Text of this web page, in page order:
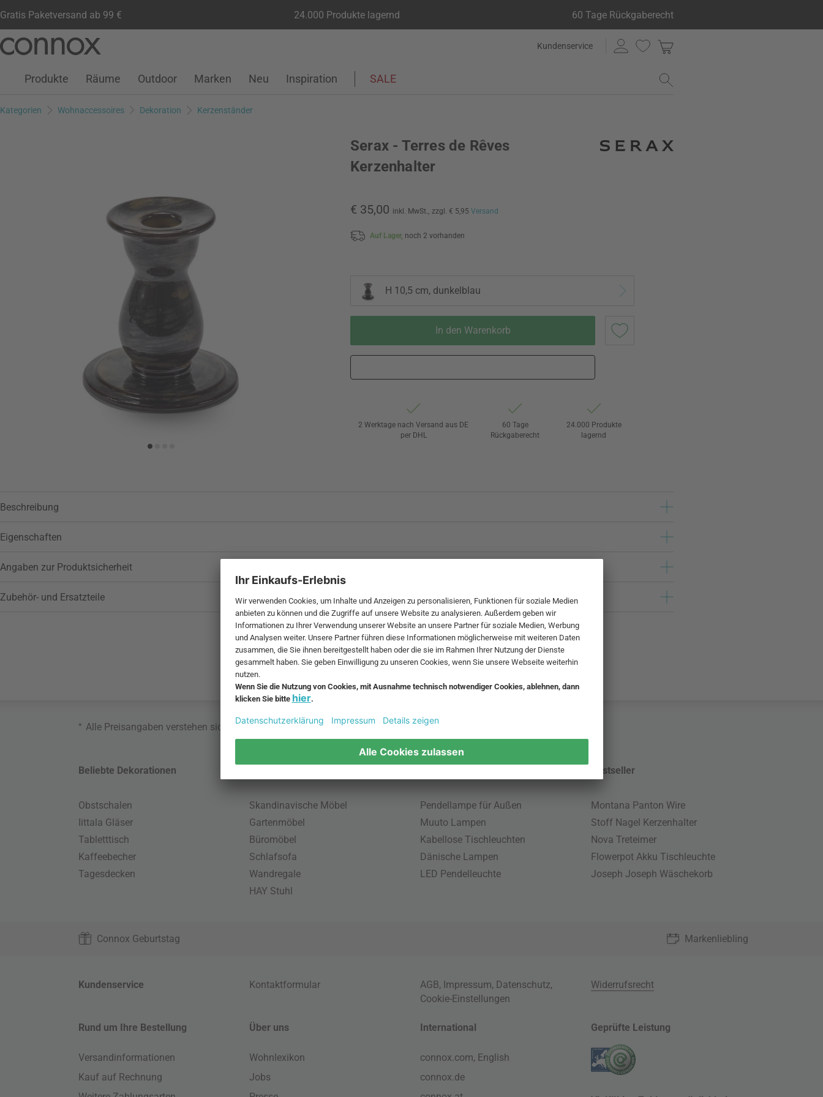
Gratis Paketversand ab 99 € 24.000 Produkte lagernd 60 Tage Rückgaberecht
Seiteninhalt
Suchfeld
Kundenservice
Kundenkonto
Wunschliste
Warenkorb
Produkte Räume Outdoor Marken Neu Inspiration SALE
Kategorien Wohnaccessoires Dekoration Kerzenständer
Serax - Terres de Rêves
Kerzenhalter
€ 35,00 inkl. MwSt., zzgl. € 5,95 Versand
Auf Lager, noch 2 vorhanden
H 10,5 cm, dunkelblau
In den Warenkorb
2 Werktage nach Versand aus DE
per DHL
60 Tage
Rückgaberecht
24.000 Produkte
lagernd
Beschreibung
Eigenschaften
Angaben zur Produktsicherheit
Zubehör- und Ersatzteile
* Alle Preisangaben verstehen sich inklusive MwSt. und zzgl.Versandkosten.
Beliebte Dekorationen
Obstschalen
Iittala Gläser
Tabletttisch
Kaffeebecher
Tagesdecken
Skandinavische Möbel
Gartenmöbel
Büromöbel
Schlafsofa
Wandregale
HAY Stuhl
Pendellampe für Außen
Muuto Lampen
Kabellose Tischleuchten
Dänische Lampen
LED Pendelleuchte
Bestseller
Montana Panton Wire
Stoff Nagel Kerzenhalter
Nova Treteimer
Flowerpot Akku Tischleuchte
Joseph Joseph Wäschekorb
Connox Geburtstag Markenliebling
Kundenservice Kontaktformular AGB, Impressum, Datenschutz,
Cookie-Einstellungen
Widerrufsrecht
Rund um Ihre Bestellung
Versandinformationen
Kauf auf Rechnung
Über uns
Wohnlexikon
Jobs
International
connox.com, English
connox.de
Geprüfte Leistung